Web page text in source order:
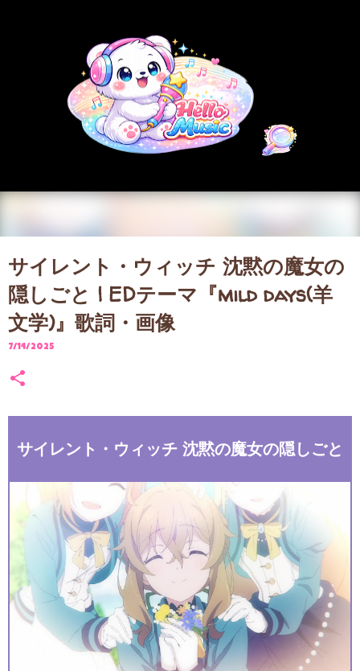
サイレント・ウィッチ 沈黙の魔女の
隠しごと | EDテーマ『mild days(羊
文学)』歌詞・画像
7/14/2025
サイレント・ウィッチ 沈黙の魔女の隠しごと